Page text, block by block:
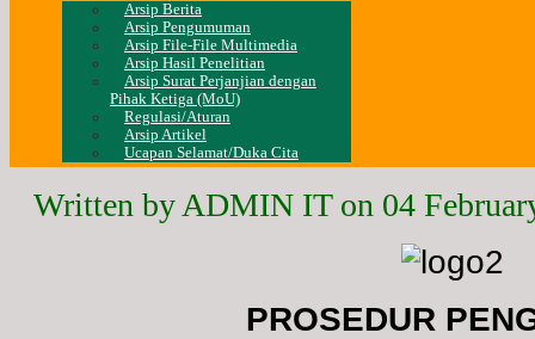
Arsip Berita
Arsip Pengumuman
Arsip File-File Multimedia
Arsip Hasil Penelitian
Arsip Surat Perjanjian dengan
Pihak Ketiga (MoU)
Regulasi/Aturan
Arsip Artikel
Ucapan Selamat/Duka Cita
Written by ADMIN IT on 04
PROSEDUR